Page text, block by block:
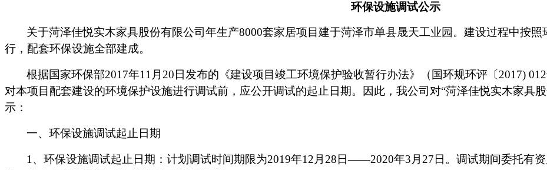
环保设施调试公示
关于菏泽佳悦实木家具股份有限公司年生产8000套家居项目 建于菏泽市单县晟天工业园 。建设过程中按照
行，配套环保设施全部建成。
根据国家环保部2017年11月20日发布的《建设项目竣工环境保护验收暂行办法》（国环规环评〔2017)
对本项目配套建设的环境保护设施进行调试前，应公开调试的起止日期。因此，我公司对“菏泽佳悦实木家具
示：
一、环保设施调试起止日期
1、环保设施调试起止日期：计划调试时间期限为2019年12 月 28 日——2020年3 月 27 日。调试期间委托有